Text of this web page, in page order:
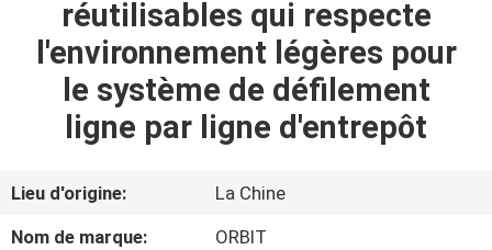
PRODUITS
SUJET
DE
NOUS
réutilisables qui respecte
l'environnement légères pour
le système de défilement
ligne par ligne d'entrepôt
Lieu d'origine:
La Chine
Nom de marque:
ORBIT